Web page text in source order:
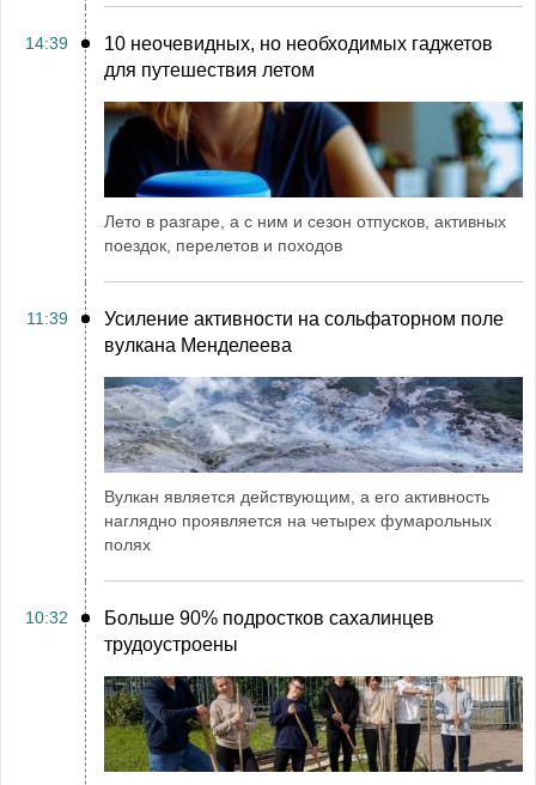
14:39
10 неочевидных, но необходимых гаджетов
для путешествия летом
Лето в разгаре, а с ним и сезон отпусков, активных
поездок, перелетов и походов
11:39
Усиление активности на сольфаторном поле
вулкана Менделеева
Вулкан является действующим, а его активность
наглядно проявляется на четырех фумарольных
полях
10:32
Больше 90% подростков сахалинцев
трудоустроены